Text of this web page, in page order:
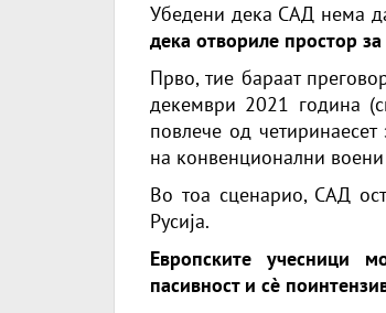
Убедени дека САД нема
дека отвориле простор
Прво, тие бараат
декември 2021 година
повлече од
на конвенционални
Во тоа сценарио, САД
Русија.
Европските учесници
пасивност и сè